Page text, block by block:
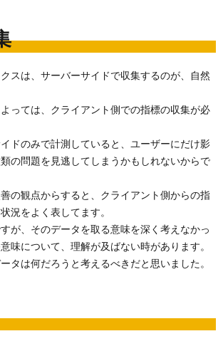
スは、サーバーサイドで収集するのが、自然
っては、クライアント側での指標の収集が必
ドのみで計測していると、ユーザーにだけ影
の問題を見逃してしまうかもしれないからで
の観点からすると、クライアント側からの指
況をよく表してます。
が、そのデータを取る意味を深く考えなかっ
味について、理解が及ばない時があります。
タは何だろうと考えるべきだと思いました。